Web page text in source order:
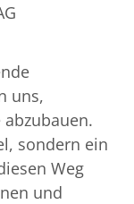
uns,
sondern ein
Weg
und